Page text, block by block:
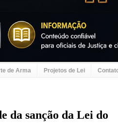
de Arma Projetos de Lei
da sanção da Lei do